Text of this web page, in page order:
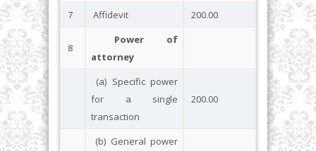
7
Affidevit 200.00
8
Power of
attorney
(a) Specific power
for a single
transaction
200.00
(b) General power